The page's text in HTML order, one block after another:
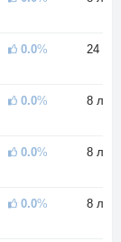
0.0% 24
0.0% 8 лет
0.0% 8 лет
0.0% 8 лет